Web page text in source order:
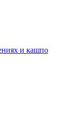
и кашпо